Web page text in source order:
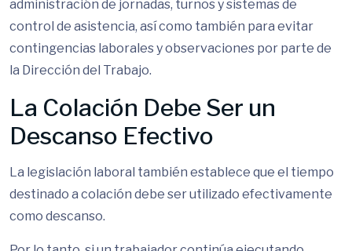
administración de jornadas, turnos y sistemas de
control de asistencia, así como también para evitar
contingencias laborales y observaciones por parte de
la Dirección del Trabajo.
La Colación Debe Ser un
Descanso Efectivo
La legislación laboral también establece que el tiempo
destinado a colación debe ser utilizado efectivamente
como descanso.